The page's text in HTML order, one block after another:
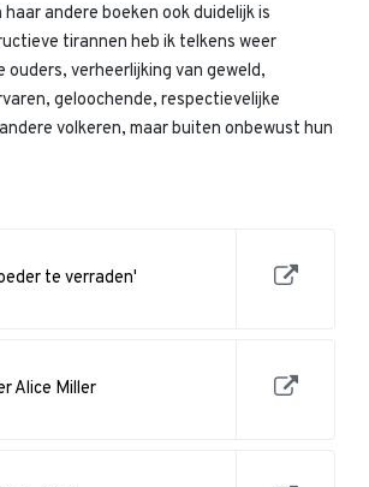
andere boeken ook duidelijk is
tirannen heb ik telkens weer
verheerlijking van geweld,
geloochende, respectievelijke
volkeren, maar buiten onbewust hun
te verraden'
Alice Miller